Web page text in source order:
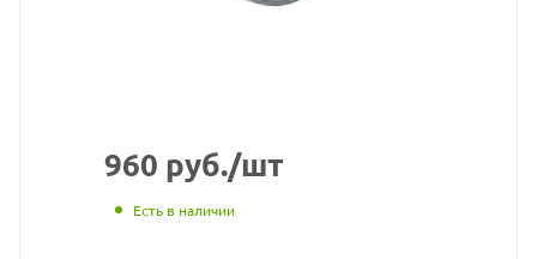
960 руб./шт
Есть в наличии